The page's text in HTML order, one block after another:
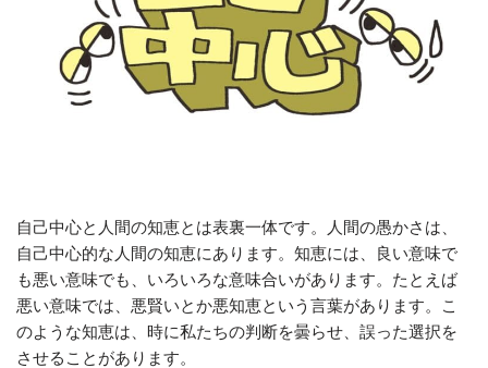
自己中心と人間の知恵とは表裏一体です。人間の愚かさは、
自己中心的な人間の知恵にあります。知恵には、良い意味で
も悪い意味でも、いろいろな意味合いがあります。たとえば
悪い意味では、悪賢いとか悪知恵という言葉があります。こ
のような知恵は、時に私たちの判断を曇らせ、誤った選択を
させることがあります。